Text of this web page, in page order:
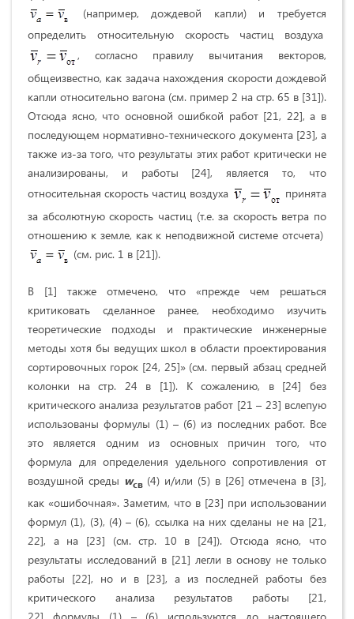
(например, дождевой капли) и требуется
определить относительную скорость частиц воздуха
, согласно правилу вычитания векторов,
общеизвестно, как задача нахождения скорости дождевой
капли относительно вагона (см. пример 2 на стр. 65 в [31]).
Отсюда ясно, что основной ошибкой работ [21, 22], а в
последующем нормативно-технического документа [23], а
также из-за того, что результаты этих работ критически не
анализированы, и работы [24], является то, что
относительная скорость частиц воздуха
принята
за абсолютную скорость частиц (т.е. за скорость ветра по
отношению к земле, как к неподвижной системе отсчета)
(см. рис. 1 в [21]).
В [1] также отмечено, что «прежде чем решаться
критиковать сделанное ранее, необходимо изучить
теоретические подходы и практические инженерные
методы хотя бы ведущих школ в области проектирования
сортировочных горок [24, 25]» (см. первый абзац средней
колонки на стр. 24 в [1]). К сожалению, в [24] без
критического анализа результатов работ [21 – 23] вслепую
использованы формулы (1) – (6) из последних работ. Все
это является одним из основных причин того, что
формула для определения удельного сопротивления от
воздушной среды wсв(4) и/или (5) в [26] отмечена в [3],
как «ошибочная». Заметим, что в [23] при использовании
формул (1), (3), (4) – (6), ссылка на них сделаны не на [21,
22], а на [23] (см. стр. 10 в [24]). Отсюда ясно, что
результаты исследований в [21] легли в основу не только
работы [22], но и в [23], а из последней работы без
критического анализа результатов работы [21,